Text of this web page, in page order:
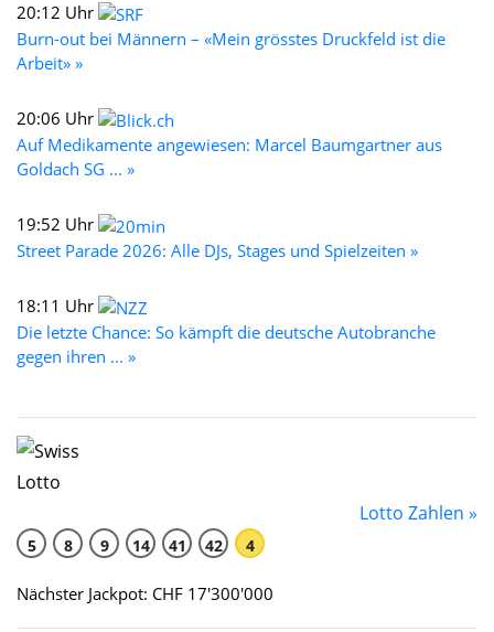
20:12 Uhr
Burn-out bei Männern – «Mein grösstes Druckfeld ist die
Arbeit» »
20:06 Uhr
Auf Medikamente angewiesen: Marcel Baumgartner aus
Goldach SG ... »
19:52 Uhr
Street Parade 2026: Alle DJs, Stages und Spielzeiten »
18:11 Uhr
Die letzte Chance: So kämpft die deutsche Autobranche
gegen ihren ... »
Lotto Zahlen »
5 8 9 14 41 42 4
Nächster Jackpot: CHF 17'300'000